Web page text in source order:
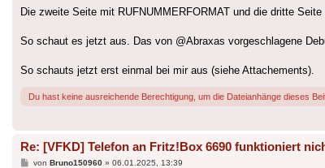
Die zweite Seite mit RUFNUMMERFORMAT und die dritte
So schaut es jetzt aus. Das von @Abraxas vorgeschlagene
So schauts jetzt erst einmal bei mir aus (siehe Attachements).
Du hast keine ausreichende Berechtigung, um die Dateianhänge dieses
Re: [VFKD] Telefon an Fritz!Box 6690 funktioniert
Beitrag
von Bruno150960» 06.01.2025, 13:39